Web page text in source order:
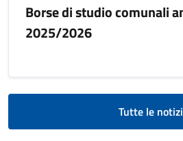
Borse di studio comunali
2025/2026
Tutte le